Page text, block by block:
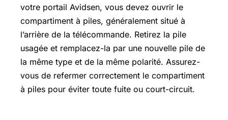
votre portail Avidsen, vous devez ouvrir le
compartiment à piles, généralement situé à
l’arrière de la télécommande. Retirez la pile
usagée et remplacez-la par une nouvelle pile de
la même type et de la même polarité. Assurez-
vous de refermer correctement le compartiment
à piles pour éviter toute fuite ou court-circuit.